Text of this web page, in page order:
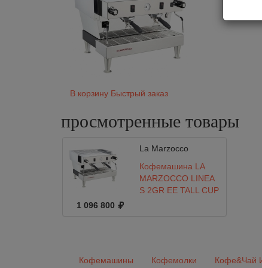
В корзину Быстрый заказ
просмотренные товары
La Marzocco
Кофемашина LA
MARZOCCO LINEA
S 2GR EE TALL CUP
1 096 800
Кофемашины Кофемолки Кофе&Чай